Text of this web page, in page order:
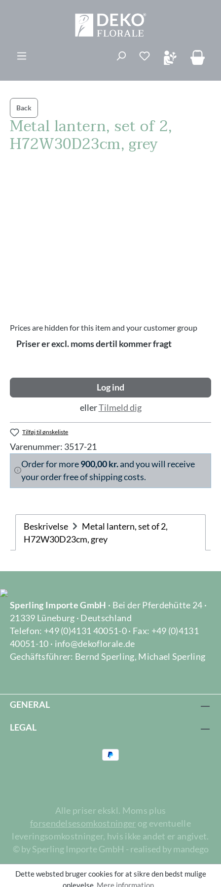
Du har 0
Back
Metal lantern, set of 2,
H72W30D23cm, grey
Prices are hidden for this item and your customer group
Priser er excl. moms dertil kommer fragt
Log ind
ellerTilmeld dig
Tilføj til ønskeliste
Varenummer: 3517-21
Order for more900,00 kr.and you will receive
your order free of shipping costs.
Beskrivelse
Metal lantern, set of 2,
H72W30D23cm, grey
Sperling Importe GmbH · Bei der Pferdehütte 24 ·
21339 Lüneburg · Deutschland
Telefon: +49 (0)4131 40051-0 · Fax: +49 (0)4131
40051-10 · info@dekoflorale.de
Gechäftsführer: Bernd Sperling, Michael Sperling
GENERAL
LEGAL
Alle priser ekskl. Moms plus
forsendelsesomkostninger og eventuelle
leveringsomkostninger, hvis ikke andet er angivet.
© by Sperling Importe GmbH - realised by mandego
Dette websted bruger cookies for at sikre den bedst mulige
oplevelse. Mere information...